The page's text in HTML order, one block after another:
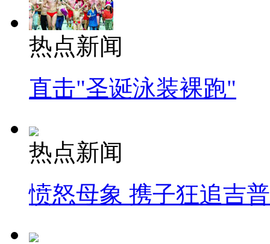
热点新闻
直击"圣诞泳装裸跑"
热点新闻
愤怒母象 携子狂追吉